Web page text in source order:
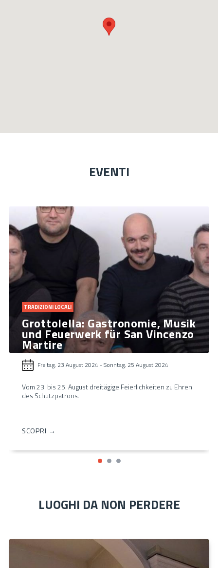
EVENTI
TRADIZIONI LOCALI
Grottolella: Gastronomie, Musik
und Feuerwerk für San Vincenzo
Martire
Freitag, 23 August 2024 -Sonntag, 25 August 2024
Vom 23. bis 25. August dreitägige Feierlichkeiten zu Ehren
des Schutzpatrons.
SCOPRI →
LUOGHI DA NON PERDERE